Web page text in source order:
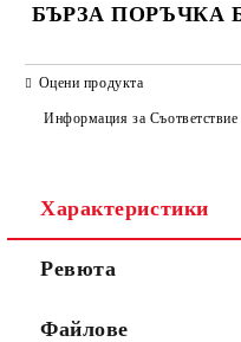
БЪРЗА ПОРЪЧКА
Ние ще се свържем с вас в
Оцени продукта
Информация за Съответствие
Характеристики
Ревюта
Файлове